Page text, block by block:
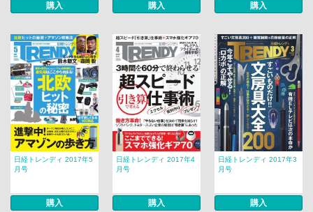
購入 購入 購入
日経トレンディ 2017年5
月号
購入
日経トレンディ 2017年4
月号
購入
日経トレンディ 2017年3
月号
購入